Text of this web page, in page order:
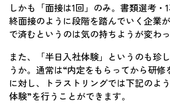
しかも「面接は1回」のみ。書類選考・
終面接のように段階を踏んでいく企業
で済むというのは気の持ちようが変わっ
また、「半日入社体験」というのも珍
うか。通常は“内定をもらってから研
に対し、トラストリングでは下記のよ
体験”を行うことができます。